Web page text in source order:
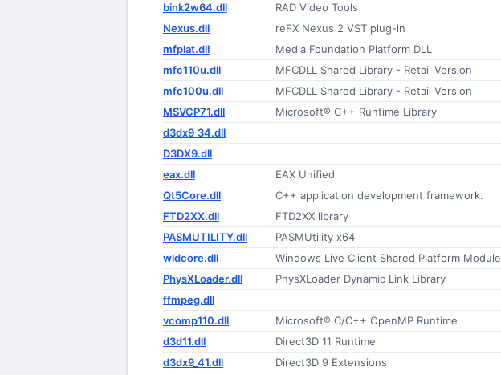
bink2w64.dll RAD Video Tools
Nexus.dll reFX Nexus 2 VST plug-in
mfplat.dll Media Foundation Platform DLL
mfc110u.dll MFCDLL Shared Library - Retail Version
mfc100u.dll MFCDLL Shared Library - Retail Version
MSVCP71.dll Microsoft® C++ Runtime Library
d3dx9_34.dll
D3DX9.dll
eax.dll EAX Unified
Qt5Core.dll C++ application development framework.
FTD2XX.dll FTD2XX library
PASMUTILITY.dll PASMUtility x64
wldcore.dll Windows Live Client Shared Platform Module
PhysXLoader.dll PhysXLoader Dynamic Link Library
ffmpeg.dll
vcomp110.dll Microsoft® C/C++ OpenMP Runtime
d3d11.dll Direct3D 11 Runtime
d3dx9_41.dll Direct3D 9 Extensions